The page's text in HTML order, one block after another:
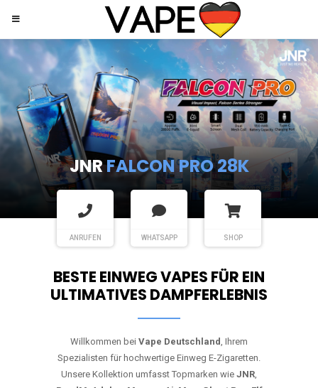
JNRSHISHA HOOKAH MAX
ANRUFEN WHATSAPP SHOP
BESTE EINWEG VAPES FÜR EIN
ULTIMATIVES DAMPFERLEBNIS
Willkommen bei Vape Deutschland, Ihrem
Spezialisten für hochwertige Einweg E-Zigaretten.
Unsere Kollektion umfasst Topmarken wie JNR,